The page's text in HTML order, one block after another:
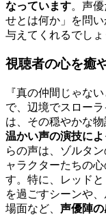
なっています。声
せとは何か」を問
与えてくれるでしょ
視聴者の心を癒
『真の仲間じゃな
で、辺境でスローラ
は、その穏やかな
温かい声の演技に
らの声は、ゾルタ
ャラクターたちの
す。特に、レッド
を過ごすシーンや
場面など、 声優陣